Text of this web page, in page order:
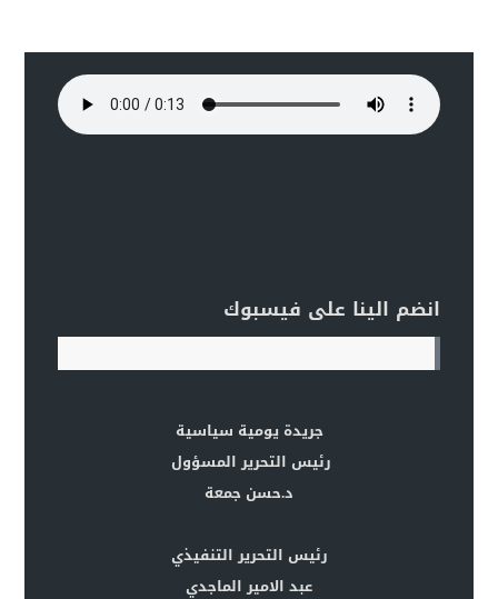
انضم الينا على فيسبوك
جريدة يومية سياسية
رئيس التحرير المسؤول
د.حسن جمعة
رئيس التحرير التنفيذي
عبد الامير الماجدي